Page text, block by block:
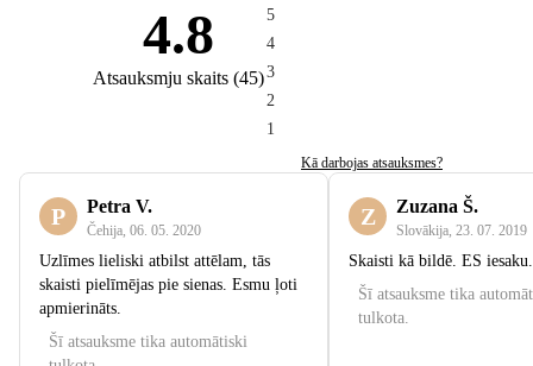
4.8
Atsauksmju skaits (45)
5
4
3
2
1
Kā darbojas atsauksmes?
P Petra V.
Čehija 06. 05. 2020
Uzlīmes lieliski atbilst attēlam, tās
skaisti pielīmējas pie sienas. Esmu ļoti
apmierināts.
Šī atsauksme tika automātiski
Z Zuzana Š.
Slovākija 23. 07. 2019
Skaisti kā bildē. ES iesaku.
Šī atsauksme tika
tulkota.